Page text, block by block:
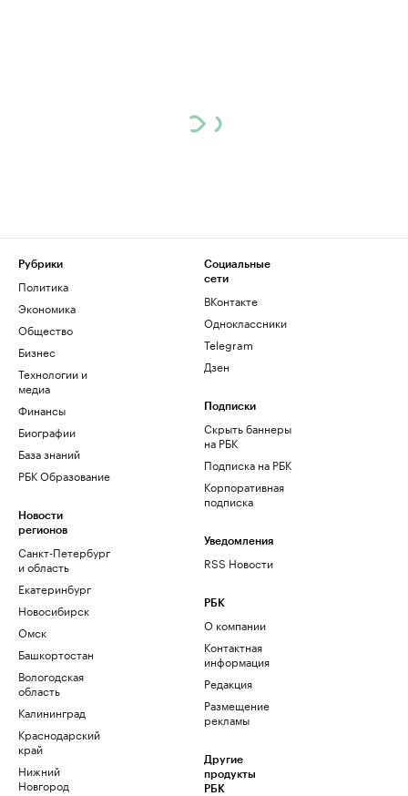
Рубрики
Политика
Экономика
Общество
Бизнес
Технологии и
медиа
Финансы
Биографии
База знаний
РБК Образование
Новости
регионов
Санкт-Петербург
и область
Екатеринбург
Новосибирск
Омск
Башкортостан
Вологодская
область
Калининград
Краснодарский
край
Нижний
Новгород
Социальные
сети
ВКонтакте
Одноклассники
Telegram
Дзен
Подписки
Скрыть баннеры
на РБК
Подписка на РБК
Корпоративная
подписка
Уведомления
RSS Новости
РБК
О компании
Контактная
информация
Редакция
Размещение
рекламы
Другие
продукты
РБК